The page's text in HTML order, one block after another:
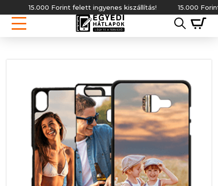
15.000 Forint felett ingyenes kiszállítás! 15.000 Forint